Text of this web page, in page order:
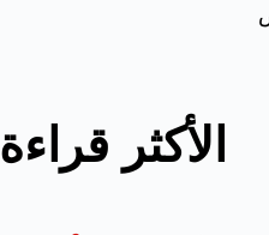
الأكثر قراءة